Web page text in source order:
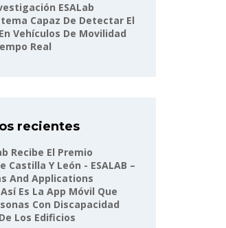
ESALab
Capaz De Detectar El
Vehículos De Movilidad
Real
recientes
Recibe El Premio
Castilla Y León - ESALAB –
And Applications
Así Es La App Móvil Que
Con Discapacidad
Los Edificios